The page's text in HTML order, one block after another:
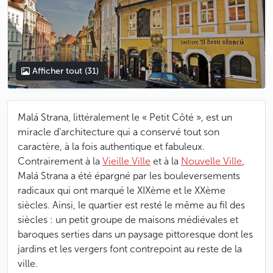
Afficher tout (31)
Malá Strana, littéralement le « Petit Côté », est un
miracle d’architecture qui a conservé tout son
caractère, à la fois authentique et fabuleux.
Contrairement à la Vieille Ville et à la Nouvelle Ville,
Malá Strana a été épargné par les bouleversements
radicaux qui ont marqué le XIXème et le XXème
siècles. Ainsi, le quartier est resté le même au fil des
siècles : un petit groupe de maisons médiévales et
baroques serties dans un paysage pittoresque dont les
jardins et les vergers font contrepoint au reste de la
ville.